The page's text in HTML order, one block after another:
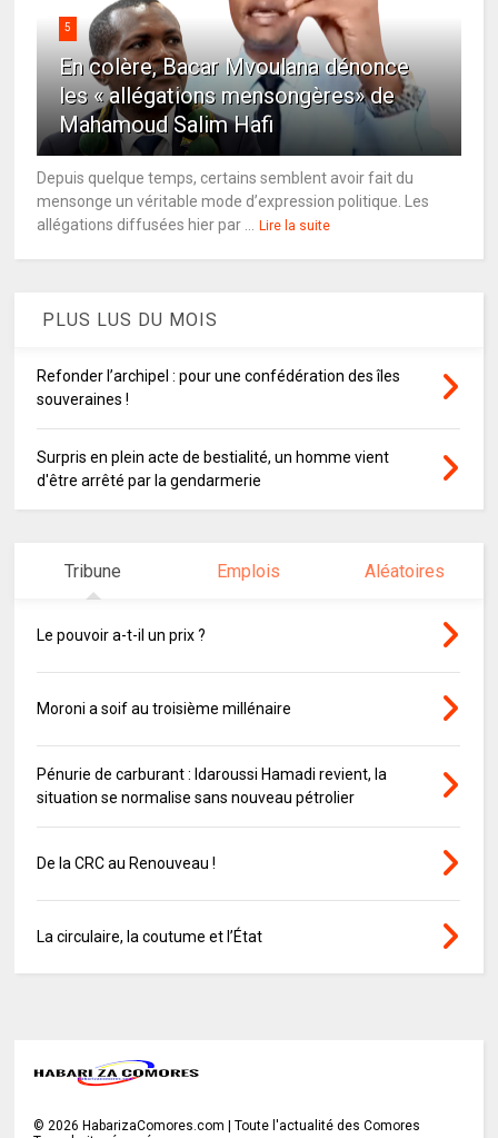
5
En colère, Bacar Mvoulana dénonce
les « allégations mensongères» de
Mahamoud Salim Hafi
Depuis quelque temps, certains semblent avoir fait du
mensonge un véritable mode d’expression politique. Les
allégations diffusées hier par ...
Lire la suite
PLUS LUS DU MOIS
Refonder l’archipel : pour une confédération des îles
souveraines !
Surpris en plein acte de bestialité, un homme vient
d'être arrêté par la gendarmerie
Tribune Emplois Aléatoires
Le pouvoir a-t-il un prix ?
Moroni a soif au troisième millénaire
Pénurie de carburant : Idaroussi Hamadi revient, la
situation se normalise sans nouveau pétrolier
De la CRC au Renouveau !
La circulaire, la coutume et l’État
©2026 HabarizaComores.com | Toute l'actualité des Comores